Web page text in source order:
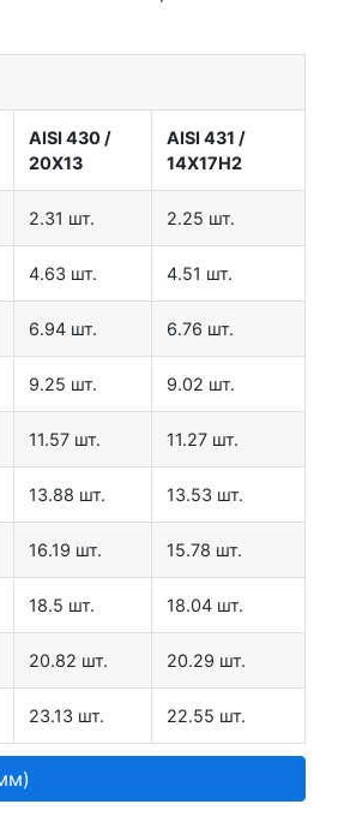
AISI 430 /
20Х13
AISI 431 /
14Х17Н2
2.31 шт. 2.25 шт.
4.63 шт. 4.51 шт.
6.94 шт. 6.76 шт.
9.25 шт. 9.02 шт.
11.57 шт. 11.27 шт.
13.88 шт. 13.53 шт.
16.19 шт. 15.78 шт.
18.5 шт. 18.04 шт.
20.82 шт. 20.29 шт.
23.13 шт. 22.55 шт.